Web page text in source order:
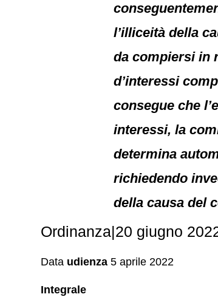
l’illiceità della
da compiersi in
d’interessi
consegue che
interessi, la
determina
richiedendo
della causa del
Ordinanza|20 giugno
Data udienza 5 aprile 2022
Integrale